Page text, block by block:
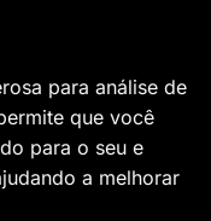
para análise de
que você
para o seu e
a melhorar